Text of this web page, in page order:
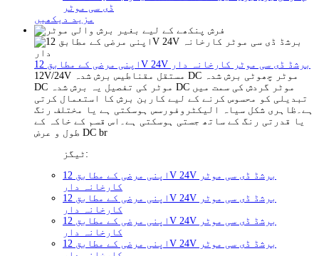
ڈی سی موٹر
مزید دیکھیں
اپنی مرضی کے مطابق 12V 24V برشڈ ڈی سی موٹر کارخانہ دار
12V/24V مستقل مقناطیس برش شدہ DC موٹر چھوٹی برش شدہ
DC موٹر کی تفصیل یہ برش شدہ DC موٹر گردش کی سمت میں
تبدیلی کو محسوس کرنے کے لیے کاربن برش کا استعمال کرتی
ہے۔ظاہری شکل سیاہ الیکٹروفورسس ہوسکتی ہے یا مختلف رنگ
یا قدرتی رنگ کے ساتھ جستی ہوسکتی ہے۔اس قسم کے خاکہ کے
طول و عرض DC br
ٹیگز:
اپنی مرضی کے مطابق 12V 24V برشڈ ڈی سی موٹر
کارخانہ دار
اپنی مرضی کے مطابق 12V 24V برشڈ ڈی سی موٹر
کارخانہ دار
اپنی مرضی کے مطابق 12V 24V برشڈ ڈی سی موٹر
کارخانہ دار
اپنی مرضی کے مطابق 12V 24V برشڈ ڈی سی موٹر